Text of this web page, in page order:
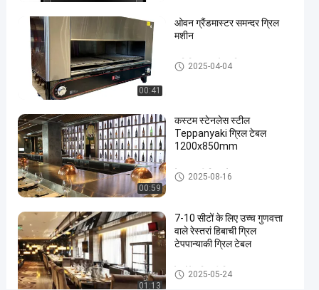
#
इतालवी
पिज्जा
ओवन
#
नेपल्स
पिज्जा
ओवन
#
नेपोली
पिज्जा
ओवन
ला
वा
रॉ
क
सा
म
00:41
ओवन ग्रैंडमास्टर समन्दर ग्रिल
मशीन
वाणिज्यिक बारबेक्यू ग्रिल
2025-04-04
00:59
कस्टम स्टेनलेस स्टील
Teppanyaki ग्रिल टेबल
1200x850mm
टेपपानाकी ग्रिल टेबल
2025-08-16
01:13
7-10 सीटों के लिए उच्च गुणवत्ता
वाले रेस्तरां हिबाची ग्रिल
टेपपान्याकी ग्रिल टेबल
रेस्टोरेंट हिबाची ग्रिल
2025-05-24